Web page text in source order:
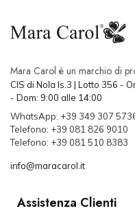
Mara Carol è un marchio di
CIS di Nola Is.3 | Lotto 356 -
- Dom: 9:00 alle 14:00
WhatsApp: +39 349 307
Telefono: +39 081 826 9010
Telefono: +39 081 510 8383
info@maracarol.it
Assistenza Clienti